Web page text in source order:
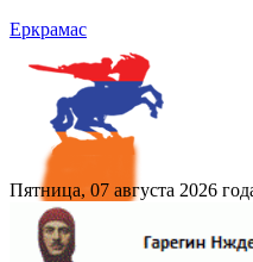
Еркрамас
Пятница, 07 августа 2026